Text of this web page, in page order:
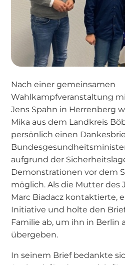
Nach einer gemeinsamen
Wahlkampfveranstaltung
Jens Spahn in Herrenberg
Mika aus dem Landkreis
persönlich einen
aufgrund der
Demonstrationen vor dem
möglich. Als die Mutter des
Marc Biadacz kontaktierte,
Initiative und holte den
Familie ab, um ihn in Berlin
übergeben.
In seinem Brief bedankte